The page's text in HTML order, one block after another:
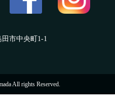
田市中央町1-1
All rights Reserved.